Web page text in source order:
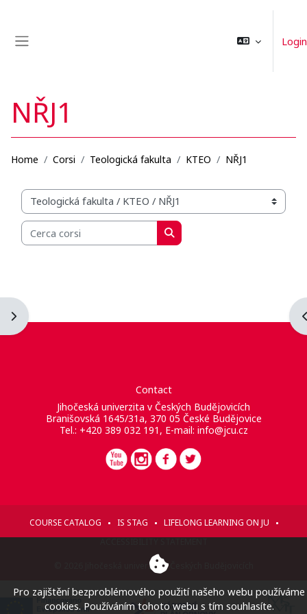
Login
Apri il cassetto del blocco
NŘJ1
Home Corsi Teologická fakulta KTEO NŘJ1
Categorie di corso
Cerca corsi
Cerca corsi
Contact
Jihočeská univerzita v Českých Budějovicích
Branišovská 1645/31a, 370 05 České Budějovice
Tel.: +420 389 032 191, E-mail: info@jcu.cz
COURSE CATALOG IS STAG
LIFELONG LEARNING ON JU
© 2026 Jihočeská univerzita v Českých Budějovicích
Pro zajištění bezproblémového použití našeho webu používáme
cookies. Používáním tohoto webu s tím souhlasíte.